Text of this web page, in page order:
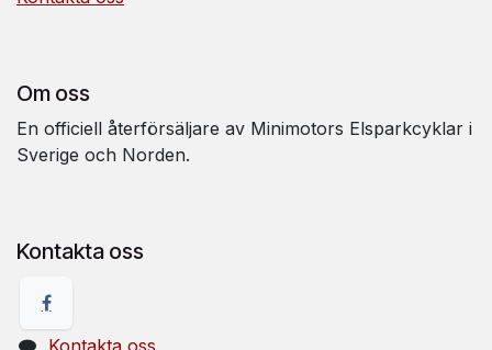
Om oss
En officiell återförsäljare av Minimotors Elsparkcyklar i
Sverige och Norden.
Kontakta oss
Kontakta oss